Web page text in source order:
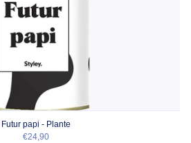
Futur papi - Plante
€24,90